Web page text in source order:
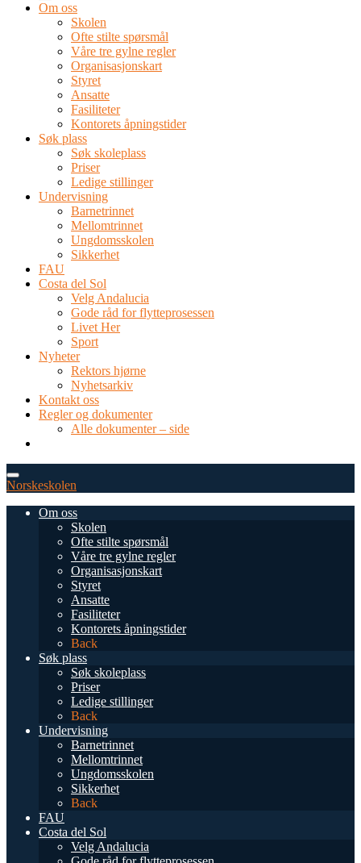
Om oss
Skolen
Ofte stilte spørsmål
Våre tre gylne regler
Organisasjonskart
Styret
Ansatte
Fasiliteter
Kontorets åpningstider
Søk plass
Søk skoleplass
Priser
Ledige stillinger
Undervisning
Barnetrinnet
Mellomtrinnet
Ungdomsskolen
Sikkerhet
FAU
Costa del Sol
Velg Andalucia
Gode råd for flytteprosessen
Livet Her
Sport
Nyheter
Rektors hjørne
Nyhetsarkiv
Kontakt oss
Regler og dokumenter
Alle dokumenter – side
Norskeskolen
Om oss
Skolen
Ofte stilte spørsmål
Våre tre gylne regler
Organisasjonskart
Styret
Ansatte
Fasiliteter
Kontorets åpningstider
Back
Søk plass
Søk skoleplass
Priser
Ledige stillinger
Back
Undervisning
Barnetrinnet
Mellomtrinnet
Ungdomsskolen
Sikkerhet
Back
FAU
Costa del Sol
Velg Andalucia